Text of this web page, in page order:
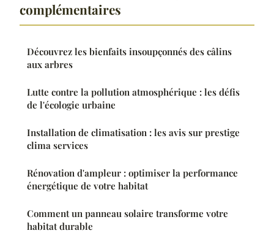
complémentaires
Découvrez les bienfaits insoupçonnés des câlins
aux arbres
Lutte contre la pollution atmosphérique : les défis
de l'écologie urbaine
Installation de climatisation : les avis sur prestige
clima services
Rénovation d'ampleur : optimiser la performance
énergétique de votre habitat
Comment un panneau solaire transforme votre
habitat durable